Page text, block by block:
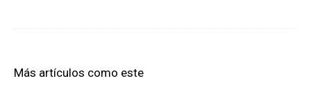
Más artículos como este